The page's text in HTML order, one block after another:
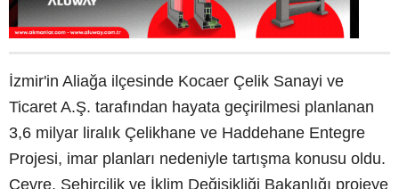
İzmir'in Aliağa ilçesinde Kocaer Çelik Sanayi ve
Ticaret A.Ş. tarafından hayata geçirilmesi planlanan
3,6 milyar liralık Çelikhane ve Haddehane Entegre
Projesi, imar planları nedeniyle tartışma konusu oldu.
Çevre, Şehircilik ve İklim Değişikliği Bakanlığı projeye